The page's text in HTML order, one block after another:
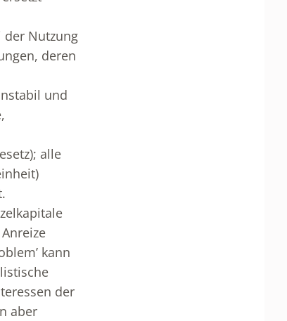
der Nutzung
deren
und
alle
kann
der
aber